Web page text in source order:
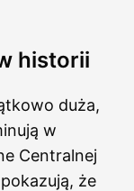
historii
duża,
w
Centralnej
że